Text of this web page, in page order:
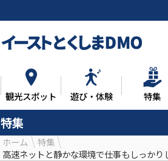
観光スポット 遊び・体験 特集
特集
ホーム
特集
高速ネットと静かな環境で仕事もしっか